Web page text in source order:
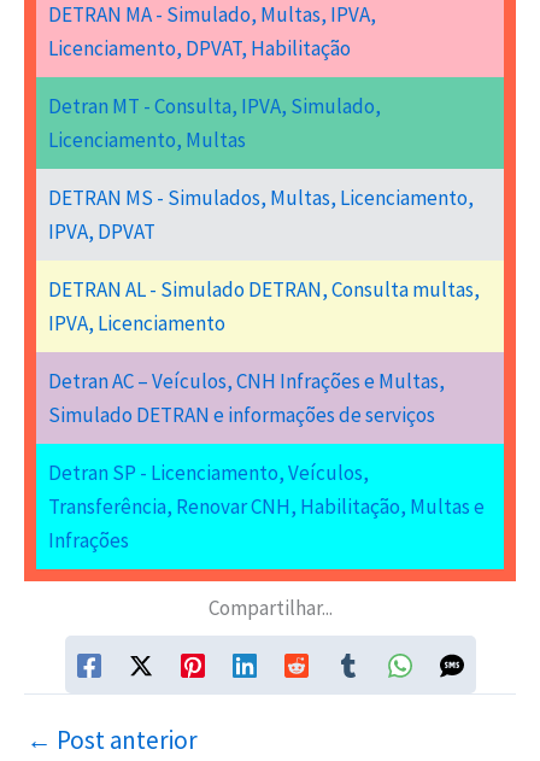
DETRAN MA - Simulado, Multas, IPVA,
Licenciamento, DPVAT, Habilitação
Detran MT - Consulta, IPVA, Simulado,
Licenciamento, Multas
DETRAN MS - Simulados, Multas, Licenciamento,
IPVA, DPVAT
DETRAN AL - Simulado DETRAN, Consulta multas,
IPVA, Licenciamento
Detran AC – Veículos, CNH Infrações e Multas,
Simulado DETRAN e informações de serviços
Detran SP - Licenciamento, Veículos,
Transferência, Renovar CNH, Habilitação, Multas e
Infrações
Compartilhar...
← Post anterior